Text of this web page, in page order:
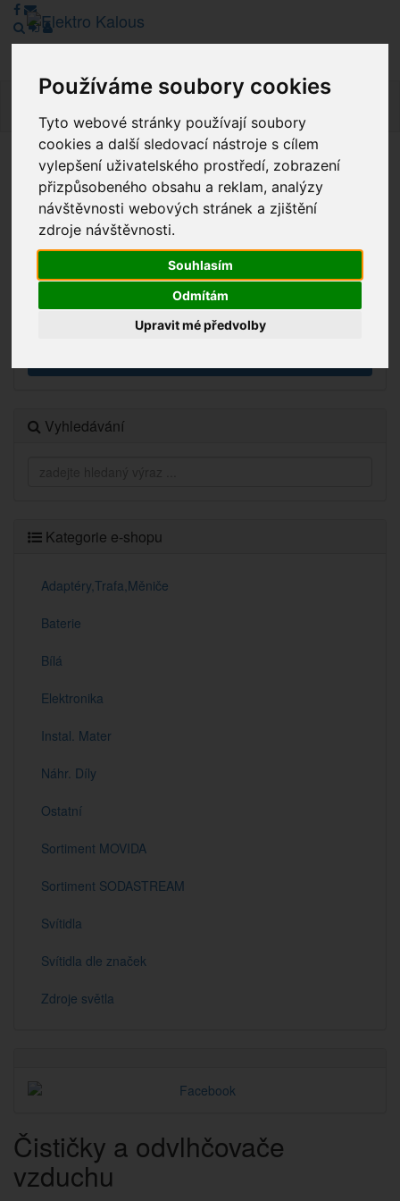
Používáme soubory cookies
Tyto webové stránky používají soubory
cookies a další sledovací nástroje s cílem
vylepšení uživatelského prostředí, zobrazení
přizpůsobeného obsahu a reklam, analýzy
návštěvnosti webových stránek a zjištění
zdroje návštěvnosti.
Souhlasím
Odmítám
Upravit mé předvolby
Vážení zákazníci, v tuto chvíli je Náš internetový obchod v
režimu Katalogu. Objednávky on-line nyní nelze vyřídit.
Děkujeme za pochopení.
Výprodej
Vyhledávání
Kategorie e-shopu
Adaptéry,Trafa,Měniče
Baterie
Bílá
Elektronika
Instal. Mater
Náhr. Díly
Ostatní
Sortiment MOVIDA
Sortiment SODASTREAM
Svítidla
Svítidla dle značek
Zdroje světla
Čističky a odvlhčovače
vzduchu